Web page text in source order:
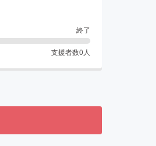
終了
支援者数0 人